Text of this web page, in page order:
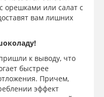
орешками или салат с
вам лишних
к выводу, что
быстрее
Причем,
эффект